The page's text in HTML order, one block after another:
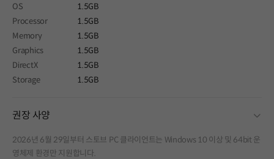
OS
1.5GB
Processor
1.5GB
Memory
1.5GB
Graphics
1.5GB
DirectX
1.5GB
Storage
1.5GB
권장 사양
2026년 6월 29일부터 스토브 PC 클라이언트는 Windows 10 이상 및 64bit 운
영체제 환경만 지원합니다.